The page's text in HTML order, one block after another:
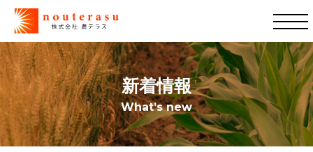
新着情報
What’s new